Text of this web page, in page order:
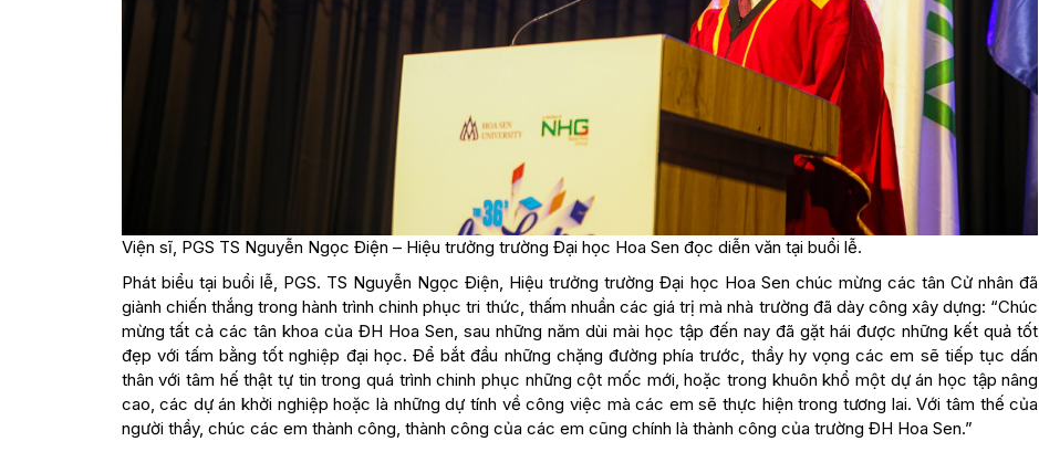
Viện sĩ, PGS TS Nguyễn Ngọc Điện – Hiệu trưởng trường Đại học Hoa Sen đọc diễn văn tại buổi lễ.
Phát biểu tại buổi lễ, PGS. TS Nguyễn Ngọc Điện, Hiệu trưởng trường Đại học Hoa Sen chúc mừng các tân Cử nhân đã
giành chiến thắng trong hành trình chinh phục tri thức, thấm nhuần các giá trị mà nhà trường đã dày công xây dựng: “Chúc
mừng tất cả các tân khoa của ĐH Hoa Sen, sau những năm dùi mài học tập đến nay đã gặt hái được những kết quả tốt
đẹp với tấm bằng tốt nghiệp đại học. Để bắt đầu những chặng đường phía trước, thầy hy vọng các em sẽ tiếp tục dấn
thân với tâm hế thật tự tin trong quá trình chinh phục những cột mốc mới, hoặc trong khuôn khổ một dự án học tập nâng
cao, các dự án khởi nghiệp hoặc là những dự tính về công việc mà các em sẽ thực hiện trong tương lai. Với tâm thế của
người thầy, chúc các em thành công, thành công của các em cũng chính là thành công của trường ĐH Hoa Sen.”